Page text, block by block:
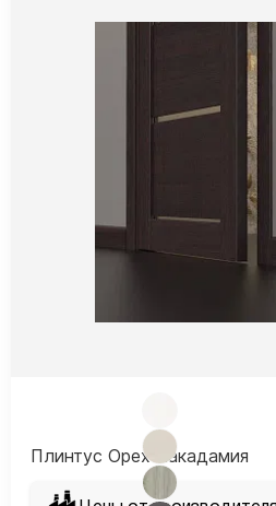
Плинтус Орех макадамия